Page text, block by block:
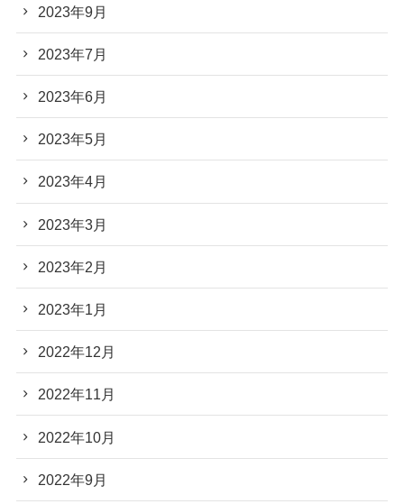
2023年9月
2023年7月
2023年6月
2023年5月
2023年4月
2023年3月
2023年2月
2023年1月
2022年12月
2022年11月
2022年10月
2022年9月